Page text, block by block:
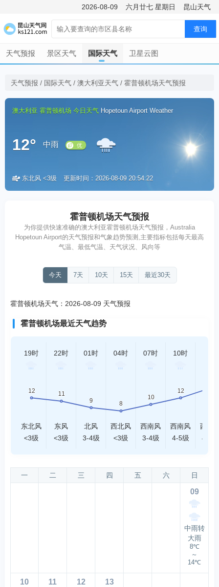
2026-08-09 六月廿七 星期日 昆山天气
查询
天气预报 景区天气 国际天气 卫星云图
天气预报 / 国际天气 / 澳大利亚天气 / 霍普顿机场天气预报
澳大利亚 霍普顿机场 今日天气 Hopetoun Airport Weather
12° 中雨
优
东北风 <3级 更新时间：2026-08-09 20:54:22
霍普顿机场天气预报
为你提供快速准确的澳大利亚霍普顿机场天气预报，Australia
Hopetoun Airport的天气预报和气象趋势预测,主要指标包括每天最高
气温、最低气温、天气状况、风向等
今天 7天 10天 15天 最近30天
霍普顿机场天气：2026-08-09 天气预报
霍普顿机场最近天气趋势
19时
东北风
<3级
22时
东风
<3级
01时
北风
3-4级
04时
西北风
<3级
07时
西南风
3-4级
10时
西南风
4-5级
西南
4-5级
一 二 三 四 五 六 日
09
中雨转
大雨
8℃
～
14℃
10 11 12 13